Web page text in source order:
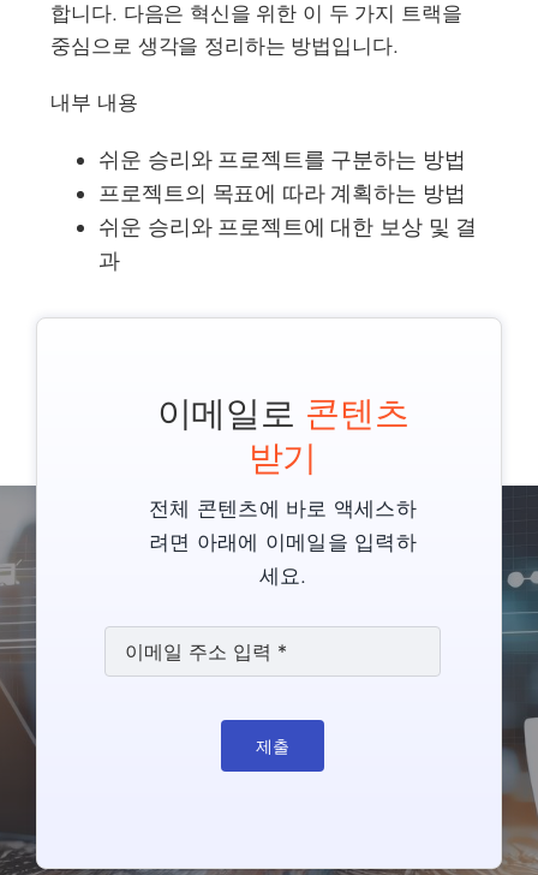
합니다. 다음은 혁신을 위한 이 두 가지 트랙을
중심으로 생각을 정리하는 방법입니다.
내부 내용
쉬운 승리와 프로젝트를 구분하는 방법
프로젝트의 목표에 따라 계획하는 방법
쉬운 승리와 프로젝트에 대한 보상 및 결
과
이메일로 콘텐츠
받기
전체 콘텐츠에 바로 액세스하
려면 아래에 이메일을 입력하
세요.
제출